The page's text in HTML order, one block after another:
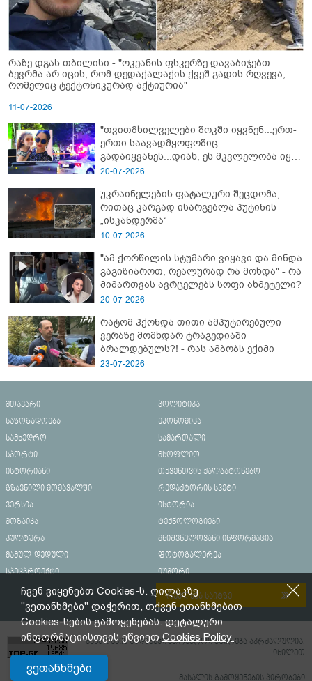
რაზე დგას თბილისი - "ოკეანის ფსკერზე დავაბიჯებთ...
ბევრმა არ იცის, რომ დედაქალაქის ქვეშ გადის რღვევა,
რომელიც ტექტონიკურად აქტიურია"
11-07-2026
"თვითმხილველები შოკში იყვნენ...ერთ-
ერთი საავადმყოფოშიც
გადაიყვანეს...დიახ, ეს მკვლელობა იყო"
- გორში დატრიალებული ტრაგედიის
20-07-2026
უკრაინელების ფატალური შეცდომა,
რითაც კარგად ისარგებლა პუტინის
„ისკანდერმა“
10-07-2026
"ამ ქორწილის სტუმარი ვიყავი და მინდა
გაგიზიაროთ, რეალურად რა მოხდა" - რა
მიმართვას ავრცელებს სოფი ახმეტელი?
20-07-2026
რატომ ჰქონდა თითი ამპუტირებული
ვერაზე მომხდარ ტრაგედიაში
ბრალდებულს?! - რას ამბობს ექიმი
23-07-2026
მთავარი
პოლიტიკა
საზოგადოება
ეკონომიკა
სამხედრო
სამართალი
სპორტი
მსოფლიო
ისტორიანი
თქვენთვის ქალბატონებო
გზავნილი მომავალში
რედაქტორის სვეტი
ვერსია
ისტორია
მოზაიკა
ტექნოლოგიები
კულტურა
მნიშვნელოვანი ინფორმაცია
მამულ-დედული
ფოტოგალერეა
სპეცპროექტი
იუმორი
რეკლამა საიტზე
მასალების გადაბეჭდვა/რეპროდუცირება აკრძალულია,
იხილეთ
მასალის გამოყენების პირობები
ჩვენ ვიყენებთ Cookies-ს. ღილაკზე
"ვეთანხმები" დაჭერით, თქვენ ეთანხმებით
Cookies-სების გამოყენებას. დეტალური
ინფორმაციისთვის ეწვიეთCookies Policy.
ვეთანხმები